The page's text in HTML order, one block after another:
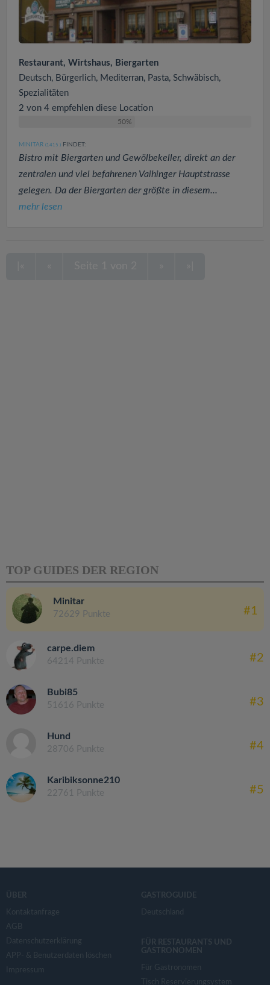
Restaurant, Wirtshaus, Biergarten
Deutsch, Bürgerlich, Mediterran, Pasta, Schwäbisch,
Spezialitäten
2 von 4 empfehlen diese Location
50%
MINITAR (1415 ) FINDET:
Bistro mit Biergarten und Gewölbekeller, direkt an der
zentralen und viel befahrenen Vaihinger Hauptstrasse
gelegen. Da der Biergarten der größte in diesem...
mehr lesen
TOP GUIDES DER REGION
Minitar
72629 Punkte #1
carpe.diem
64214 Punkte #2
Bubi85
51616 Punkte #3
Hund
28706 Punkte #4
Karibiksonne210
22761 Punkte #5
ÜBER
Kontaktanfrage
AGB
Datenschutzerklärung
APP- & Benutzerdaten löschen
Impressum
GASTROGUIDE
Deutschland
FÜR RESTAURANTS UND
GASTRONOMEN
Für Gastronomen
Tisch Reservierungsystem